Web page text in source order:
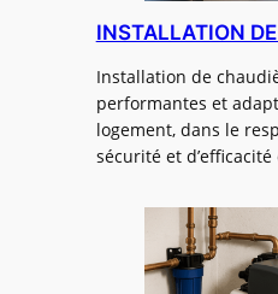
INSTALLATION
Installation de
performantes et
logement, dans le
sécurité et